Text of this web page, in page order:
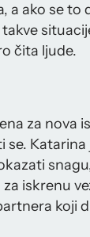
a ako se to
čita ljude.
za nova
se. Katarina
iskrenu
koji